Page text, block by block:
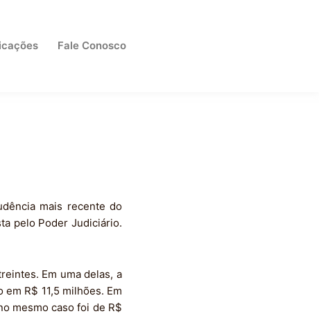
Fale Conosco
mais recente do
pelo Poder Judiciário.
Em uma delas, a
R$ 11,5 milhões. Em
mesmo caso foi de R$